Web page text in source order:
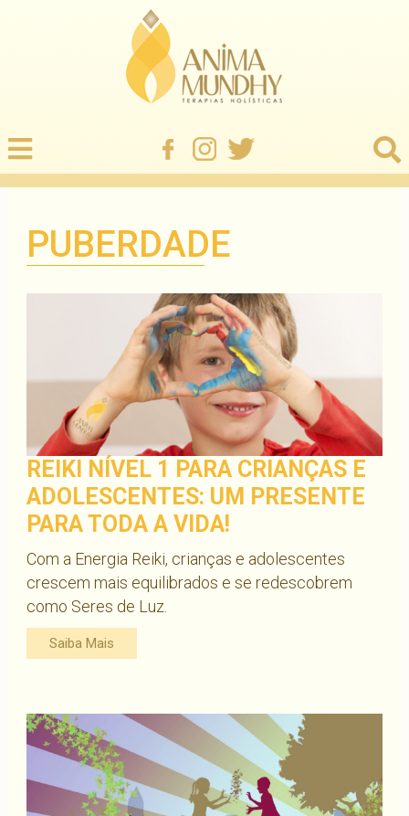
PUBERDADE
REIKI NÍVEL 1 PARA CRIANÇAS E
ADOLESCENTES: UM PRESENTE
PARA TODA A VIDA!
Com a Energia Reiki, crianças e adolescentes
crescem mais equilibrados e se redescobrem
como Seres de Luz.
Saiba Mais